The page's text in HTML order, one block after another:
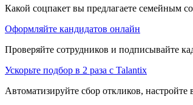
Какой соцпакет вы предлагаете семейным
Оформляйте кандидатов онлайн
Проверяйте сотрудников и подписывайте
Ускорьте подбор в 2 раза с Talantix
Автоматизируйте сбор откликов,